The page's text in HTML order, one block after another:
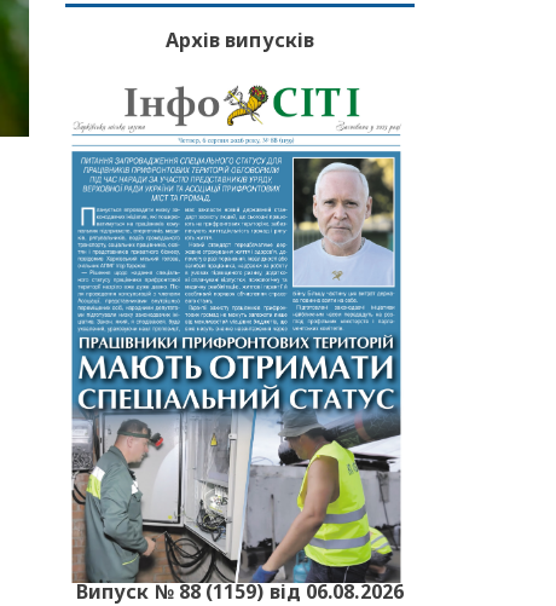
Архів випусків
Випуск № 88 (1159) від 06.08.2026